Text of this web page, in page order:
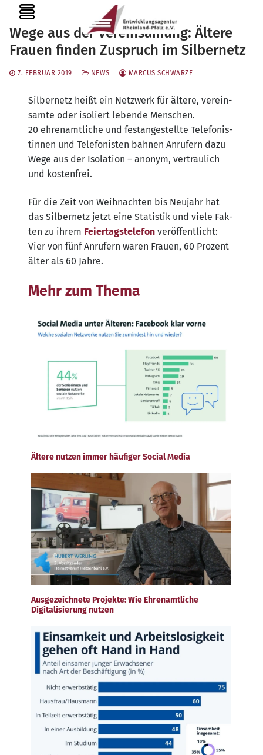
Inhalt
springen
Wege aus der Vereinsamung: Ältere
Frauen finden Zuspruch im Silbernetz
7. FEBRUAR 2019 NEWS MARCUS SCHWARZE
Sil­ber­netz heißt ein Netz­werk für älte­re, ver­ein­
sam­te oder iso­liert leben­de Men­schen.
20 ehren­amt­li­che und fest­an­ge­stell­te Tele­fo­nis­
tin­nen und Tele­fo­nis­ten bah­nen Anru­fern dazu
Wege aus der Iso­la­ti­on – anonym, ver­trau­lich
und kostenfrei.
Für die Zeit von Weih­nach­ten bis Neu­jahr hat
das Sil­ber­netz jetzt eine Sta­tis­tik und vie­le Fak­
ten zu ihrem Fei­er­tag­s­te­le­fon ver­öf­fent­licht:
Vier von fünf Anru­fern waren Frau­en, 60 Pro­zent
älter als 60 Jahre.
Mehr zum Thema
Ältere nutzen immer häufiger Social Media
Ausgezeichnete Projekte: Wie Ehrenamtliche
Digitalisierung nutzen